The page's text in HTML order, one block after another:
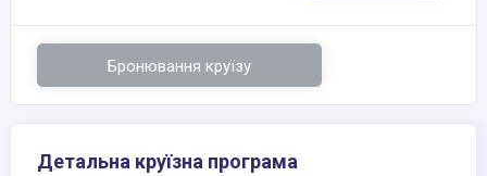
Бронювання круїзу
Детальна круїзна програма